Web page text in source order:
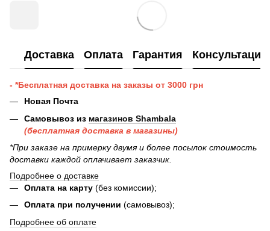
Доставка Оплата Гарантия Консультация
- *Бесплатная доставка на заказы от 3000 грн
Новая Почта
Самовывоз из магазинов Shambala
(бесплатная доставка в магазины)
*При заказе на примерку двумя и более посылок стоимость
доставки каждой оплачивает заказчик.
Подробнее о доставке
Оплата на карту (без комиссии);
Оплата при получении (самовывоз);
Подробнее об оплате